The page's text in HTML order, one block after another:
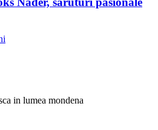
in lumea mondena